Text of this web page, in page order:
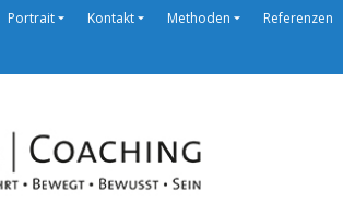
Portrait Kontakt Methoden Referenzen